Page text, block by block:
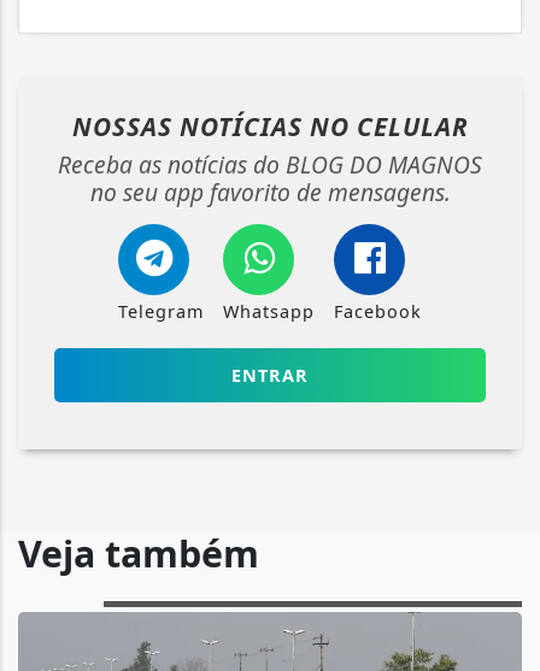
NOSSAS NOTÍCIAS NO CELULAR
Receba as notícias do BLOG DO MAGNOS
no seu app favorito de mensagens.
Telegram Whatsapp Facebook
ENTRAR
Veja também